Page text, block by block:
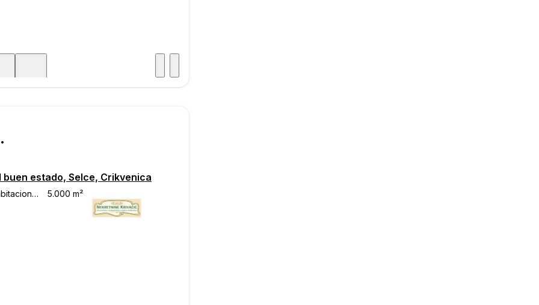
Visitar
buen estado, Selce, Crikvenica